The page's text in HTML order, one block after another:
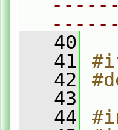
   40
   41
   42
   43
   44